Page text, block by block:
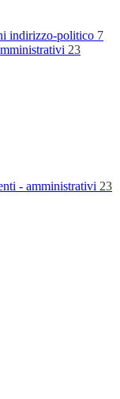
indirizzo-politico 7
23
- amministrativi 23